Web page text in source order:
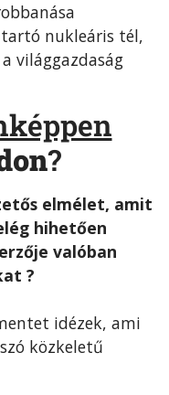
nukleáris tél,
világgazdaság
?
elmélet, amit
hihetően
valóban
?
idézek, ami
közkeletű